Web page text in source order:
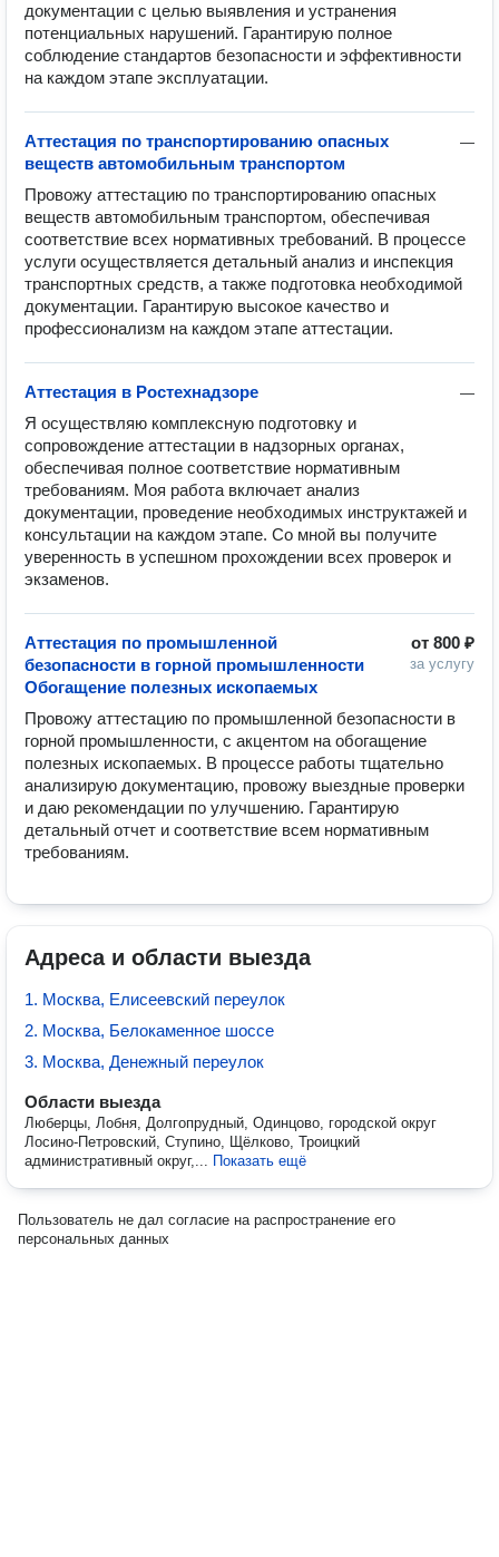
документации с целью выявления и устранения
потенциальных нарушений. Гарантирую полное
соблюдение стандартов безопасности и эффективности
на каждом этапе эксплуатации.
—
Аттестация по транспортированию опасных
веществ автомобильным транспортом
Провожу аттестацию по транспортированию опасных
веществ автомобильным транспортом, обеспечивая
соответствие всех нормативных требований. В процессе
услуги осуществляется детальный анализ и инспекция
транспортных средств, а также подготовка необходимой
документации. Гарантирую высокое качество и
профессионализм на каждом этапе аттестации.
—
Аттестация в Ростехнадзоре
Я осуществляю комплексную подготовку и
сопровождение аттестации в надзорных органах,
обеспечивая полное соответствие нормативным
требованиям. Моя работа включает анализ
документации, проведение необходимых инструктажей и
консультации на каждом этапе. Со мной вы получите
уверенность в успешном прохождении всех проверок и
экзаменов.
от 800 ₽
за услугу
Аттестация по промышленной
безопасности в горной промышленности
Обогащение полезных ископаемых
Провожу аттестацию по промышленной безопасности в
горной промышленности, с акцентом на обогащение
полезных ископаемых. В процессе работы тщательно
анализирую документацию, провожу выездные проверки
и даю рекомендации по улучшению. Гарантирую
детальный отчет и соответствие всем нормативным
требованиям.
Адреса и области выезда
1. Москва, Елисеевский переулок
2. Москва, Белокаменное шоссе
3. Москва, Денежный переулок
Области выезда
Люберцы, Лобня, Долгопрудный, Одинцово, городской округ
Лосино-Петровский, Ступино, Щёлково, Троицкий
административный округ,... Показать ещё
Пользователь не дал согласие на распространение его
персональных данных